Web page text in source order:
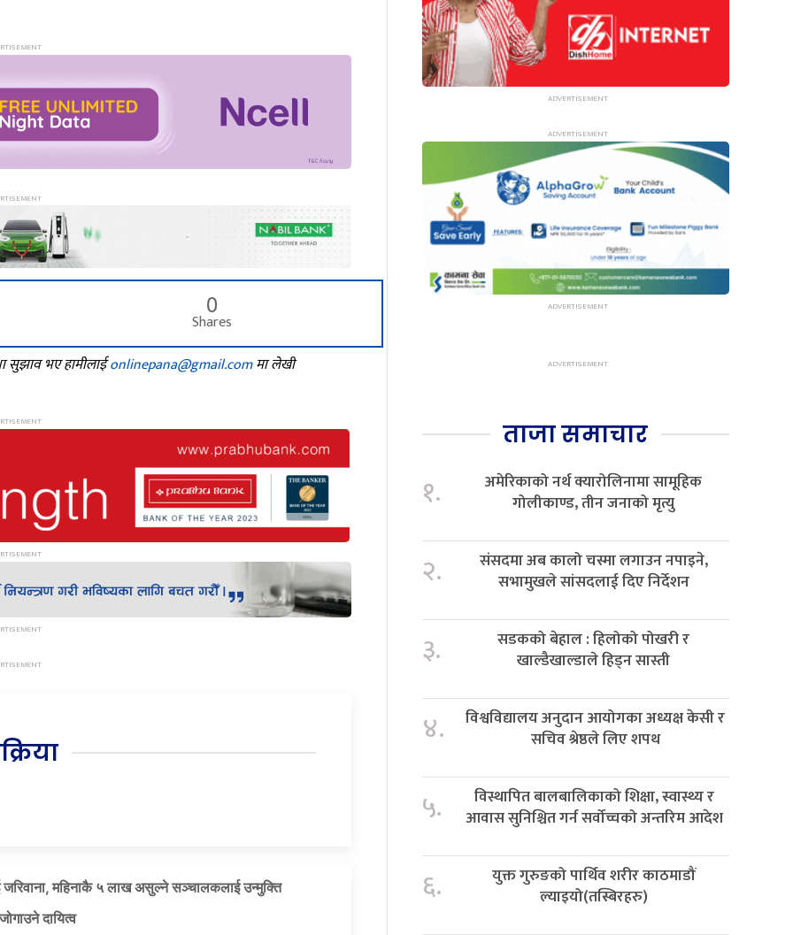
0
Shares
सुझाव भए हामीलाईonlinepana@gmail.comमा लेखी
महिनाकै ५ लाख असुल्ने सञ्चालकलाई उन्मुक्ति
दायित्व
ताजा समाचार
१.
अमेरिकाको नर्थ क्यारोलिनामा सामूहिक
गोलीकाण्ड, तीन जनाको मृत्यु
२.
संसदमा अब कालो चस्मा लगाउन नपाइने,
सभामुखले सांसदलाई दिए निर्देशन
३.
सडकको बेहाल : हिलोको पोखरी र
खाल्डैखाल्डाले हिड्न सास्ती
४.
विश्वविद्यालय अनुदान आयोगका अध्यक्ष केसी र
सचिव श्रेष्ठले लिए शपथ
५.
विस्थापित बालबालिकाको शिक्षा, स्वास्थ्य र
आवास सुनिश्चित गर्न सर्वोच्चको अन्तरिम आदेश
६.
युक्त गुरुङको पार्थिव शरीर काठमाडौं
ल्याइयो(तस्बिरहरु)